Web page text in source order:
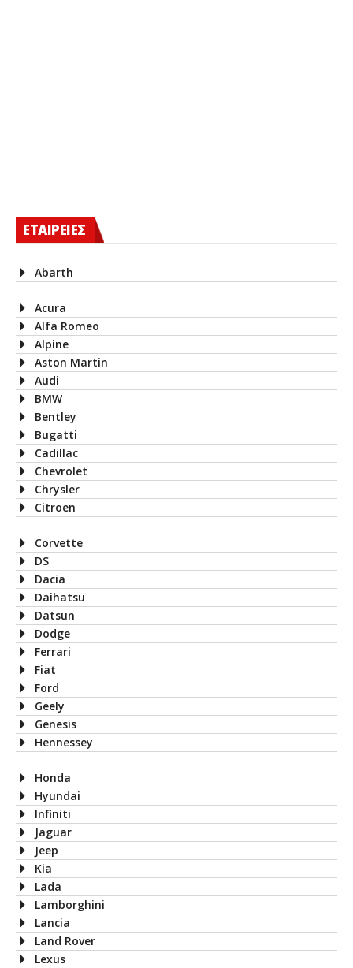
ΕΤΑΙΡΕΙΕΣ
Abarth
Acura
Alfa Romeo
Alpine
Aston Martin
Audi
BMW
Bentley
Bugatti
Cadillac
Chevrolet
Chrysler
Citroen
Corvette
DS
Dacia
Daihatsu
Datsun
Dodge
Ferrari
Fiat
Ford
Geely
Genesis
Hennessey
Honda
Hyundai
Infiniti
Jaguar
Jeep
Kia
Lada
Lamborghini
Lancia
Land Rover
Lexus